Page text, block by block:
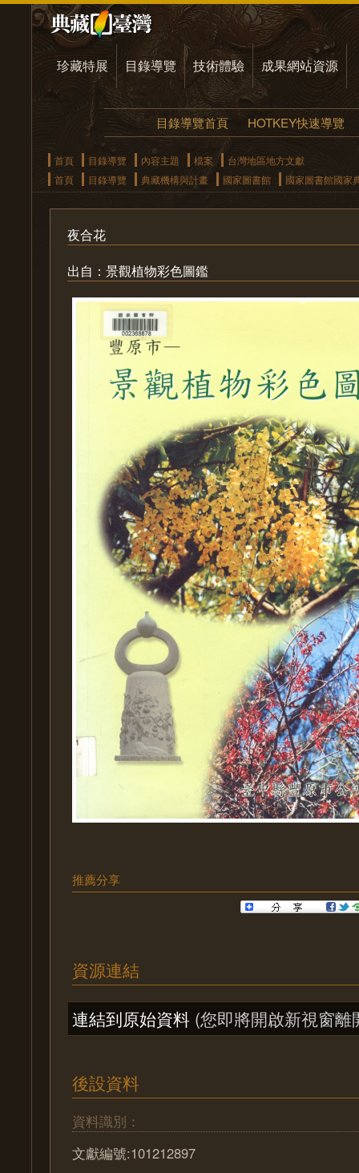
珍藏特展 目錄導覽 技術體驗 成果網站資源
目錄導覽首頁 HOTKEY快速導覽
首頁 目錄導覽 內容主題 檔案
台灣地區地方文獻
首頁
目錄導覽 典藏機構與計畫 國家圖書館 國家圖書館國家
夜合花
出自：景觀植物彩色圖鑑
推薦分享
資源連結
連結到原始資料 (您即將開啟新視窗離
後設資料
資料識別：
文獻編號:101212897